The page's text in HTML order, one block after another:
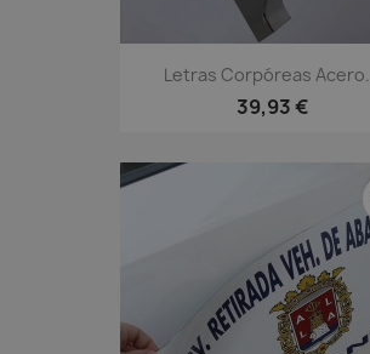
Letras Corpóreas Acero...
39,93 €